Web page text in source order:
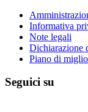
Informativa
Note legali
Dichiarazione
Piano di
Seguici su